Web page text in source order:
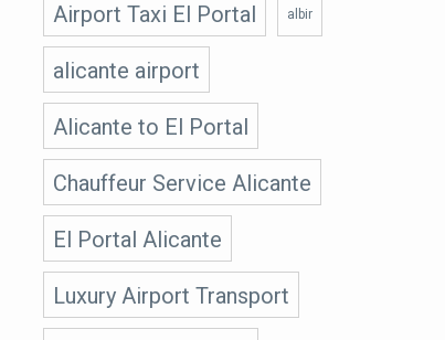
Airport Taxi El Portal albir
alicante airport
Alicante to El Portal
Chauffeur Service Alicante
El Portal Alicante
Luxury Airport Transport